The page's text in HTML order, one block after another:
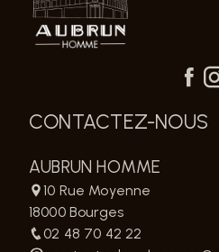
CONTACTEZ-NOUS
AUBRUN HOMME
10 Rue Moyenne
18000 Bourges
02 48 70 42 22